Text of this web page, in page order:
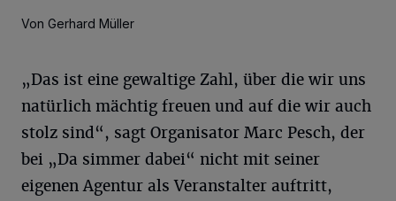
Von Gerhard Müller
„Das ist eine gewaltige Zahl, über die wir uns
natürlich mächtig freuen und auf die wir auch
stolz sind“, sagt Organisator Marc Pesch, der
bei „Da simmer dabei“ nicht mit seiner
eigenen Agentur als Veranstalter auftritt,